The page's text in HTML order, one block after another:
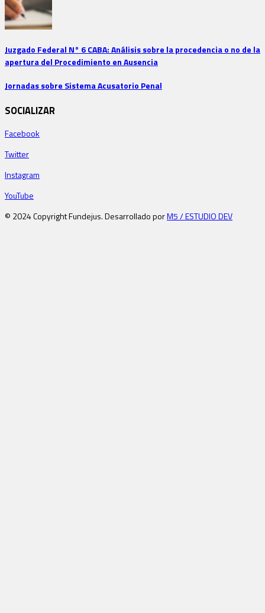
Juzgado Federal N° 6 CABA: Análisis sobre la procedencia o no de la
apertura del Procedimiento en Ausencia
Jornadas sobre Sistema Acusatorio Penal
SOCIALIZAR
Facebook
Twitter
Instagram
YouTube
© 2024 Copyright Fundejus. Desarrollado porM5 / ESTUDIO DEV